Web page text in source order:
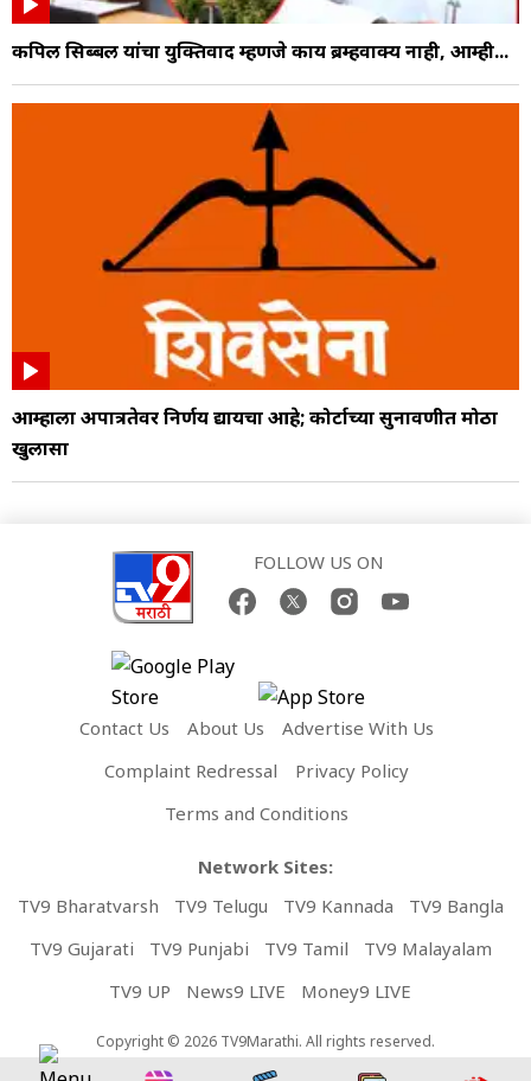
कपिल सिब्बल यांचा युक्तिवाद म्हणजे काय ब्रम्हवाक्य नाही, आम्ही...
आम्हाला अपात्रतेवर निर्णय द्यायचा आहे; कोर्टाच्या सुनावणीत मोठा
खुलासा
FOLLOW US ON
Contact Us About Us
Advertise With Us
Complaint Redressal
Privacy Policy
Terms and Conditions
Network Sites:
TV9 Bharatvarsh
TV9 Telugu TV9 Kannada
TV9 Bangla
TV9 Gujarati
TV9 Punjabi TV9 Tamil
TV9 Malayalam
TV9 UP
News9 LIVE Money9 LIVE
Copyright © 2026 TV9Marathi. All rights reserved.